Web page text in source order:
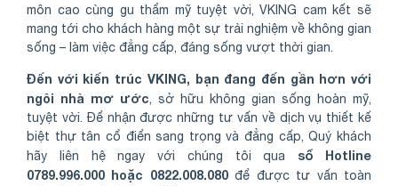
môn cao cùng gu thẩm mỹ tuyệt vời, VKING cam kết sẽ
mang tới cho khách hàng một sự trải nghiệm về không gian
sống – làm việc đẳng cấp, đáng sống vượt thời gian.
Đến với kiến trúc VKING, bạn đang đến gần hơn với
ngôi nhà mơ ước, sở hữu không gian sống hoàn mỹ,
tuyệt vời. Để nhận được những tư vấn về dịch vụ thiết kế
biệt thự tân cổ điển sang trọng và đẳng cấp, Quý khách
hãy liên hệ ngay với chúng tôi qua số Hotline
0789.996.000 hoặc 0822.008.080để được tư vấn toàn